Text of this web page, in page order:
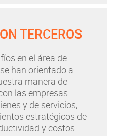
TERCEROS
en el área de
han orientado a
manera de
las empresas
y de servicios,
estratégicos de
y costos.